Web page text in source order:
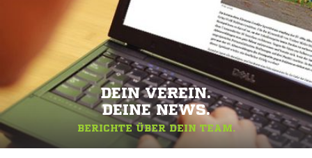
DEIN VEREIN.
DEINE NEWS.
BERICHTE ÜBER DEIN TEAM.